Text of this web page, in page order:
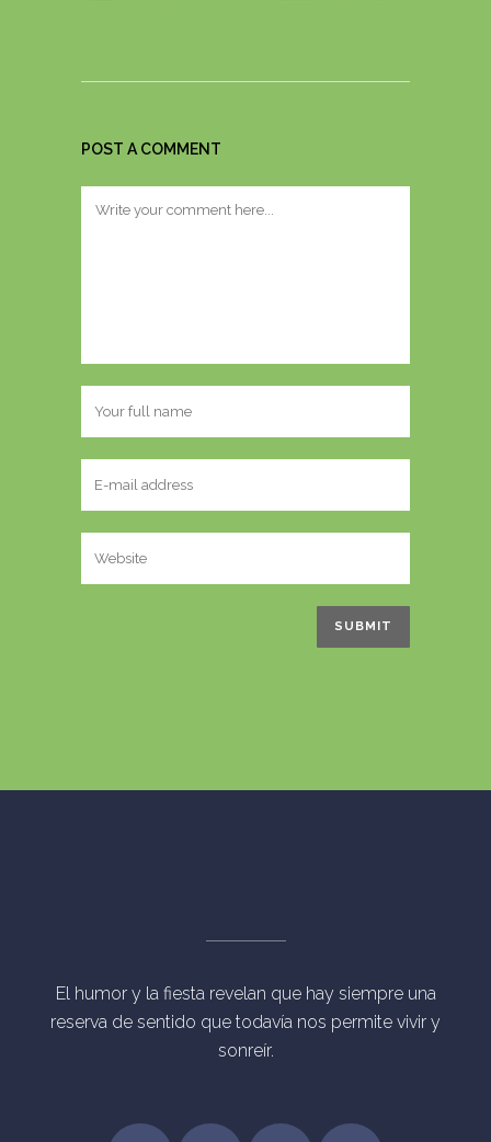
POST A COMMENT
El humor y la fiesta revelan que hay siempre una
reserva de sentido que todavía nos permite vivir y
sonreír.